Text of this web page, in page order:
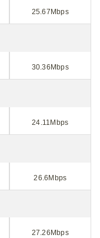
25.67Mbps
30.36Mbps
24.11Mbps
26.6Mbps
27.26Mbps